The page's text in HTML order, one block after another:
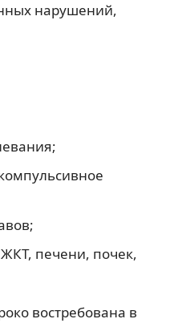
нарушений,
печени, почек,
востребована в